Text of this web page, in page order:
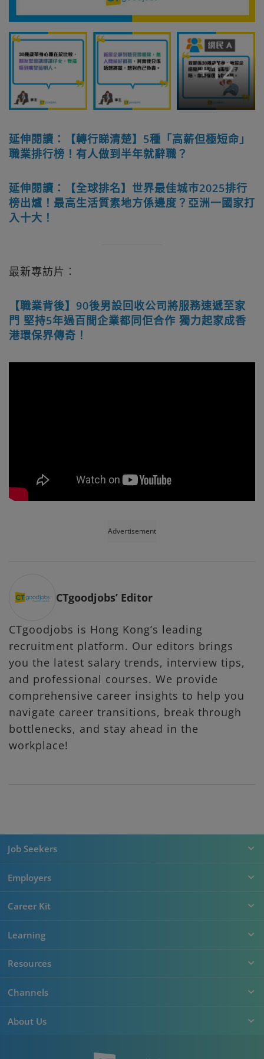
+12
延伸閱讀：【轉行睇清楚】5種「高薪但極短命」
職業排行榜！有人做到半年就辭職？
延伸閱讀：【全球排名】世界最佳城巿2025排行
榜出爐！最高生活質素地方係邊度？亞洲一國家打
入十大！
最新專訪片︰
【職業背後】90後男設回收公司將服務速遞至家
門 堅持5年過百間企業都同佢合作 獨力起家成香
港環保界傳奇！
Advertisement
CTgoodjobs’ Editor
CTgoodjobs is Hong Kong’s leading
recruitment platform. Our editors brings
you the latest salary trends, interview tips,
and professional courses. We provide
comprehensive career insights to help you
navigate career transitions, break through
bottlenecks, and stay ahead in the
workplace!
Job Seekers
Employers
Career Kit
Learning
Resources
Channels
About Us